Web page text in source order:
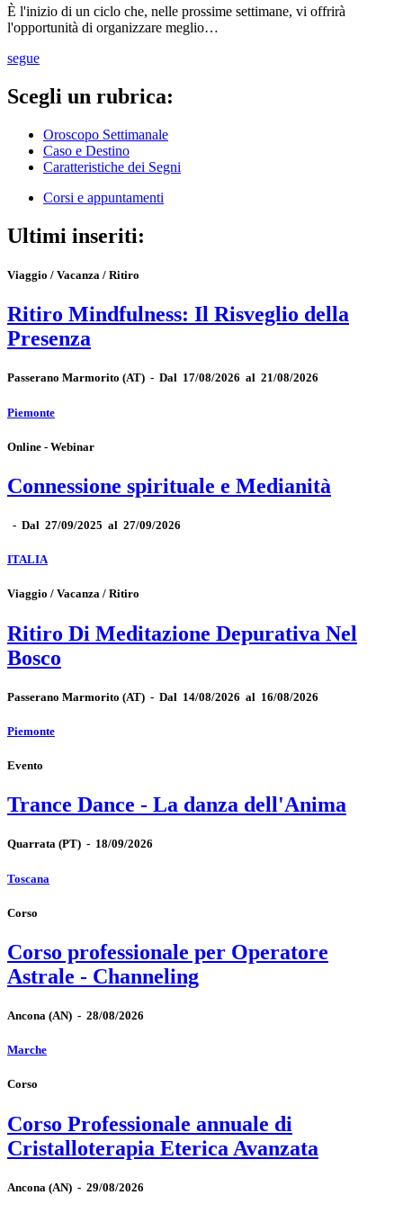
È l'inizio di un ciclo che, nelle prossime settimane, vi offrirà
l'opportunità di organizzare meglio…
segue
Scegli un rubrica:
Oroscopo Settimanale
Caso e Destino
Caratteristiche dei Segni
Corsi e appuntamenti
Ultimi inseriti:
Viaggio / Vacanza / Ritiro
Ritiro Mindfulness: Il Risveglio della
Presenza
Passerano Marmorito (AT) - Dal 17/08/2026 al 21/08/2026
Piemonte
Online - Webinar
Connessione spirituale e Medianità
- Dal 27/09/2025 al 27/09/2026
ITALIA
Viaggio / Vacanza / Ritiro
Ritiro Di Meditazione Depurativa Nel
Bosco
Passerano Marmorito (AT) - Dal 14/08/2026 al 16/08/2026
Piemonte
Evento
Trance Dance - La danza dell'Anima
Quarrata (PT) - 18/09/2026
Toscana
Corso
Corso professionale per Operatore
Astrale - Channeling
Ancona (AN) - 28/08/2026
Marche
Corso
Corso Professionale annuale di
Cristalloterapia Eterica Avanzata
Ancona (AN) - 29/08/2026